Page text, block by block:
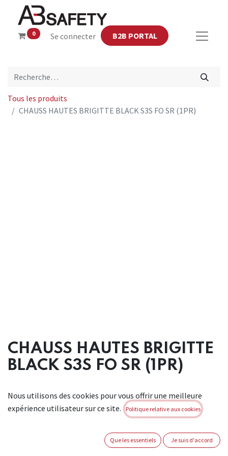
0 Se connecter B2B PORTAL
Tous les produits
CHAUSS HAUTES BRIGITTE BLACK S3S FO SR (1PR)
CHAUSS HAUTES BRIGITTE
BLACK S3S FO SR (1PR)
semelleantiperforation et embout 200J non métaliques.
Pourvue d'une doublurerespirante en SanyDry. Semelle en PU.
Convient pour: applications industrielles générales.
Conforme à: EN ISO 20345 : 2011
Nous utilisons des cookies pour vous offrir une meilleure
expérience utilisateur sur ce site.
Politique relative aux cookies
Que les essentiels Je suis d'accord